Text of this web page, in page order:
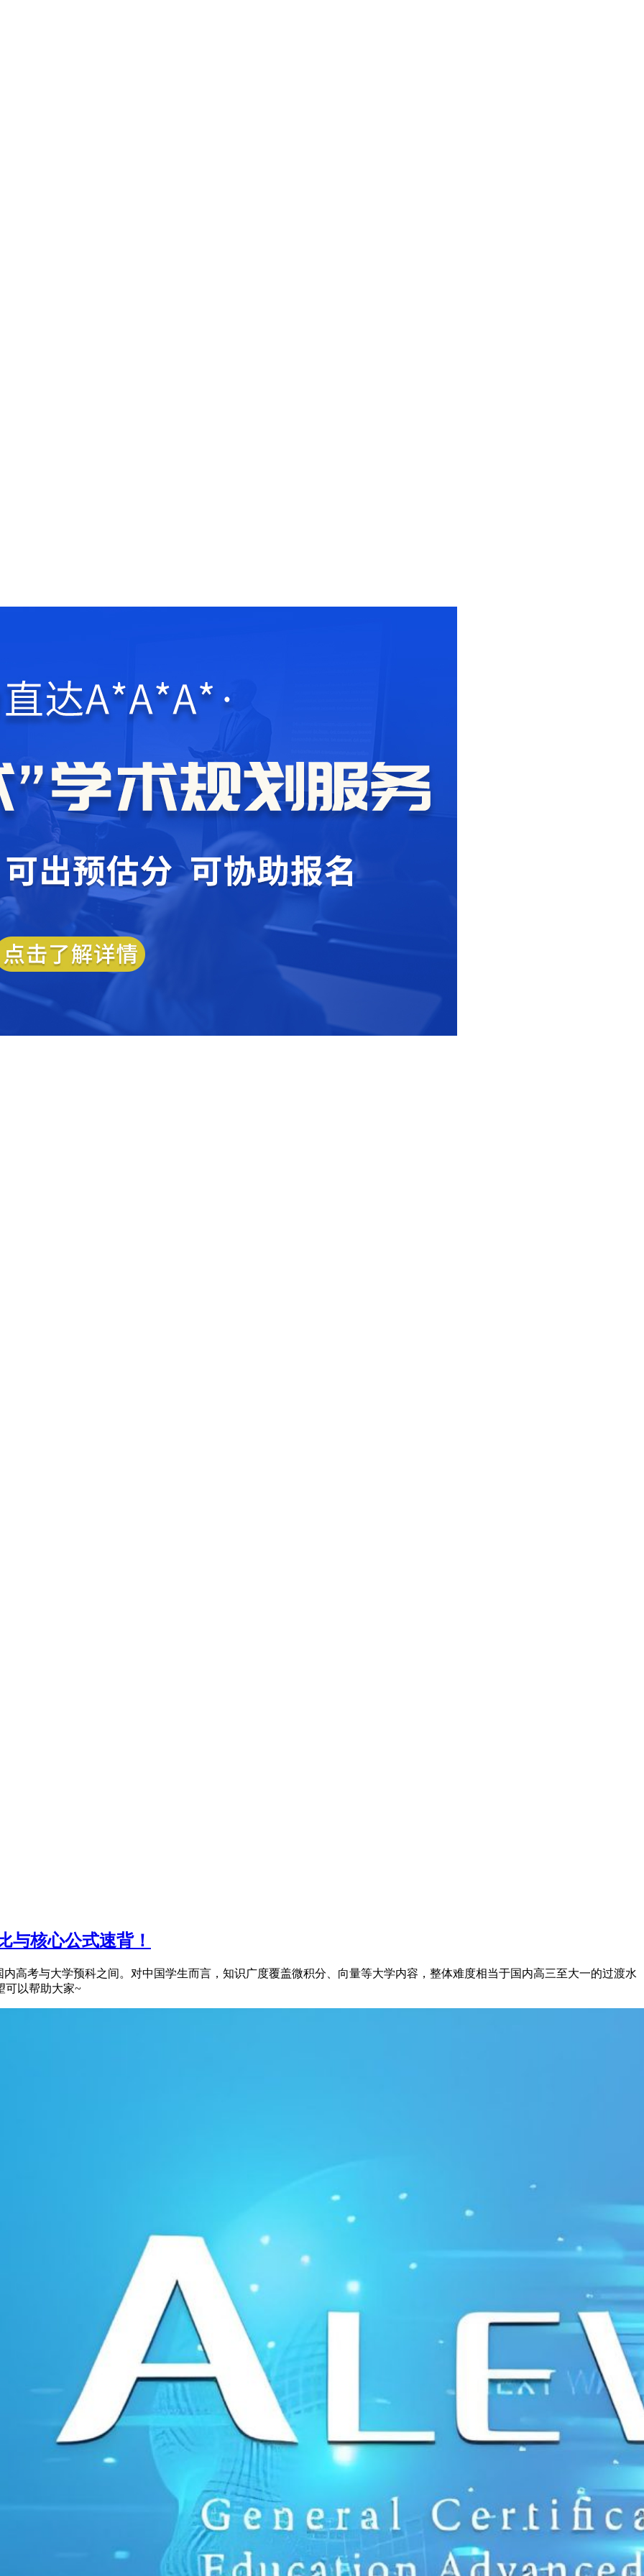
与核心公式速背！
高考与大学预科之间。对中国学生而言，知识广度覆盖微积分、向量等大学内容，整体难度相当于国内高三至大一的过渡水
可以帮助大家~